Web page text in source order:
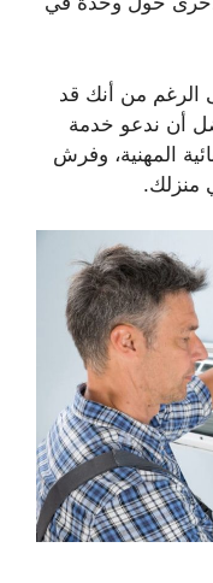
الرغم من أنك قد
أن ندعو خدمة
المهنية، وفرش
منزلك.